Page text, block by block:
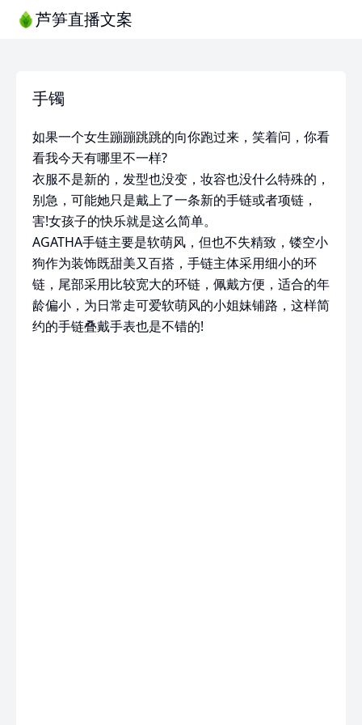
芦笋直播文案
手镯
如果一个女生蹦蹦跳跳的向你跑过来，笑着问，你看
看我今天有哪里不一样?
衣服不是新的，发型也没变，妆容也没什么特殊的，
别急，可能她只是戴上了一条新的手链或者项链，
害!女孩子的快乐就是这么简单。
AGATHA手链主要是软萌风，但也不失精致，镂空小
狗作为装饰既甜美又百搭，手链主体采用细小的环
链，尾部采用比较宽大的环链，佩戴方便，适合的年
龄偏小，为日常走可爱软萌风的小姐妹铺路，这样简
约的手链叠戴手表也是不错的!